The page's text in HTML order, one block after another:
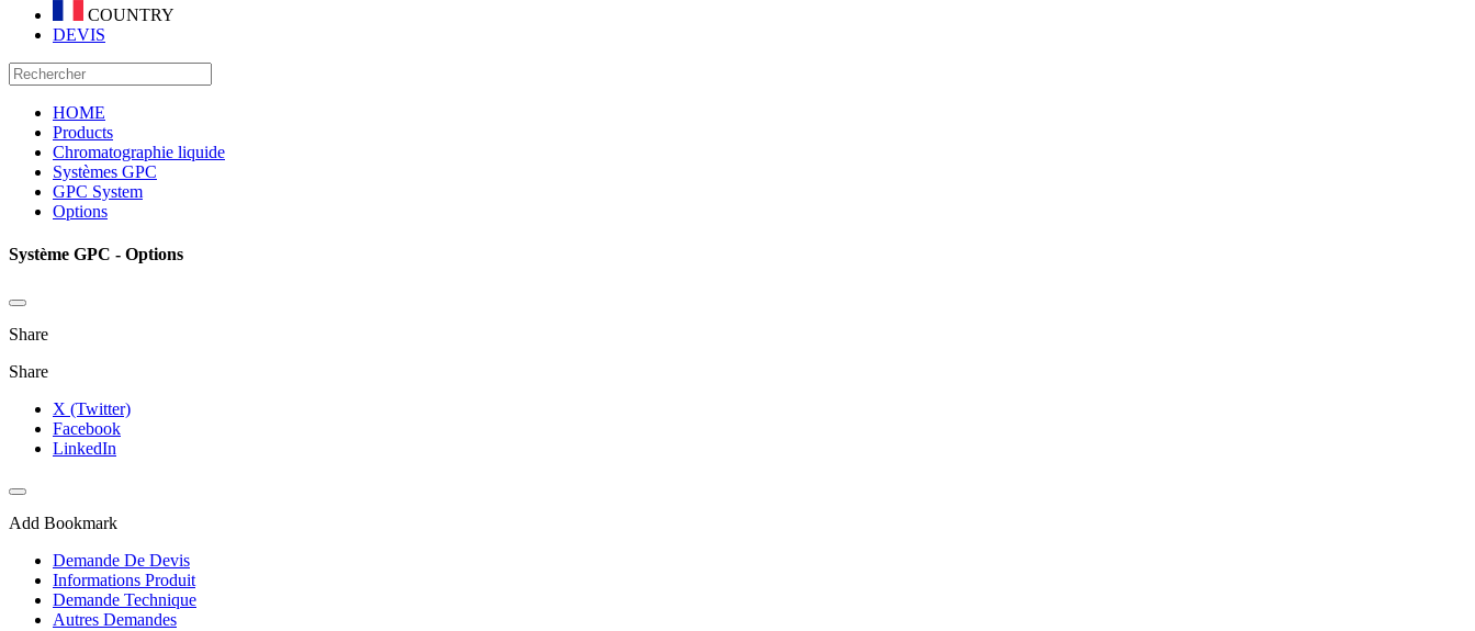
COUNTRY
DEVIS
HOME
Products
Chromatographie liquide
Systèmes GPC
GPC System
Options
Système GPC - Options
Share
Share
X (Twitter)
Facebook
LinkedIn
Add Bookmark
Demande De Devis
Informations Produit
Demande Technique
Autres Demandes